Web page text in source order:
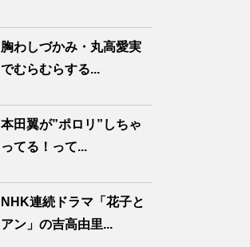
胸わしづかみ・丸高愛実
でむらむらする...
本田翼が”ポロリ”しちゃ
ってる！って...
NHK連続ドラマ「花子と
アン」の吉高由里...